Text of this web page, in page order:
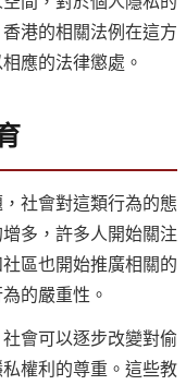
港的相關法例在這方
應的法律懲處。
社會對這類行為的態
多，許多人開始關注
區也開始推廣相關的
的嚴重性。
會可以逐步改變對偷
權利的尊重。這些教